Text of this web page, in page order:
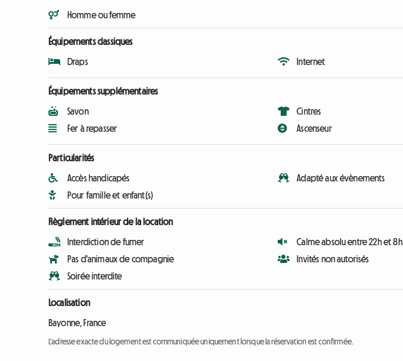
Homme ou femme
Équipements classiques
Draps Internet
Équipements supplémentaires
Savon
Fer à repasser
Cintres
Ascenseur
Particularités
Accès handicapés
Pour famille et enfant(s)
Adapté aux évènements
Règlement intérieur de la location
Interdiction de fumer
Pas d'animaux de compagnie
Soirée interdite
Calme absolu entre 22h et 8h
Invités non autorisés
Localisation
Bayonne, France
L'adresse exacte du logement est communiquée uniquement lorsque la réservation est confirmée.